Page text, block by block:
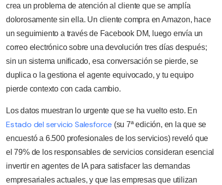
crea un problema de atención al cliente que se amplía
dolorosamente sin ella. Un cliente compra en Amazon, hace
un seguimiento a través de Facebook DM, luego envía un
correo electrónico sobre una devolución tres días después;
sin un sistema unificado, esa conversación se pierde, se
duplica o la gestiona el agente equivocado, y tu equipo
pierde contexto con cada cambio.
Los datos muestran lo urgente que se ha vuelto esto. En
Estado del servicio Salesforce (su 7ª edición, en la que se
encuestó a 6.500 profesionales de los servicios) reveló que
el 79% de los responsables de servicios consideran esencial
invertir en agentes de IA para satisfacer las demandas
empresariales actuales, y que las empresas que utilizan